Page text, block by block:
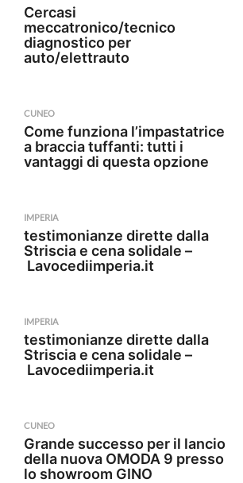
Cercasi
meccatronico/tecnico
diagnostico per
auto/elettrauto
CUNEO
Come funziona l’impastatrice
a braccia tuffanti: tutti i
vantaggi di questa opzione
IMPERIA
testimonianze dirette dalla
Striscia e cena solidale –
Lavocediimperia.it
IMPERIA
testimonianze dirette dalla
Striscia e cena solidale –
Lavocediimperia.it
CUNEO
Grande successo per il lancio
della nuova OMODA 9 presso
lo showroom GINO